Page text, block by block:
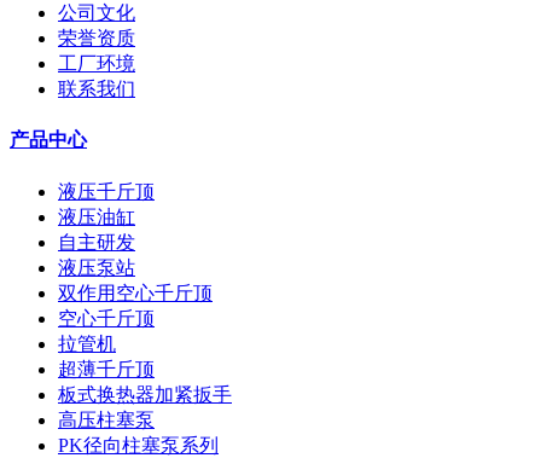
公司文化
荣誉资质
工厂环境
联系我们
产品中心
液压千斤顶
液压油缸
自主研发
液压泵站
双作用空心千斤顶
空心千斤顶
拉管机
超薄千斤顶
板式换热器加紧扳手
高压柱塞泵
PK径向柱塞泵系列